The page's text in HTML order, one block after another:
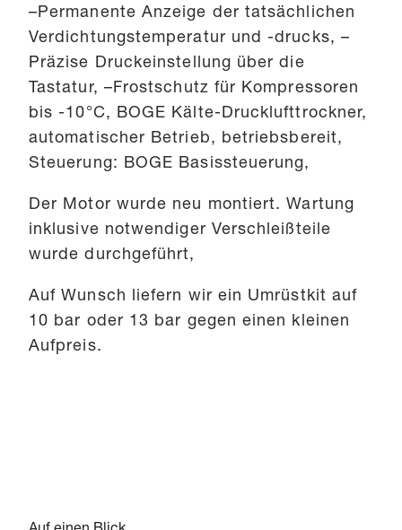
–Permanente Anzeige der tatsächlichen
Verdichtungstemperatur und -drucks, –
Präzise Druckeinstellung über die
Tastatur, –Frostschutz für Kompressoren
bis -10°C, BOGE Kälte-Drucklufttrockner,
automatischer Betrieb, betriebsbereit,
Steuerung: BOGE Basissteuerung,
Der Motor wurde neu montiert. Wartung
inklusive notwendiger Verschleißteile
wurde durchgeführt,
Auf Wunsch liefern wir ein Umrüstkit auf
10 bar oder 13 bar gegen einen kleinen
Aufpreis.